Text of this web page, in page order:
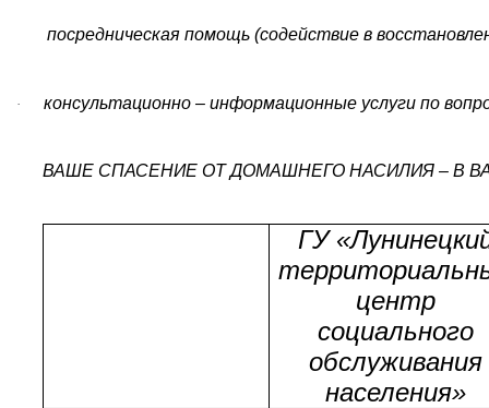
посредническая помощь (содействие в
· консультационно – информационные услуги по
ВАШЕ СПАСЕНИЕ ОТ ДОМАШНЕГО НАСИЛИЯ – В
ГУ
центр
социального
обслуживания
населения»